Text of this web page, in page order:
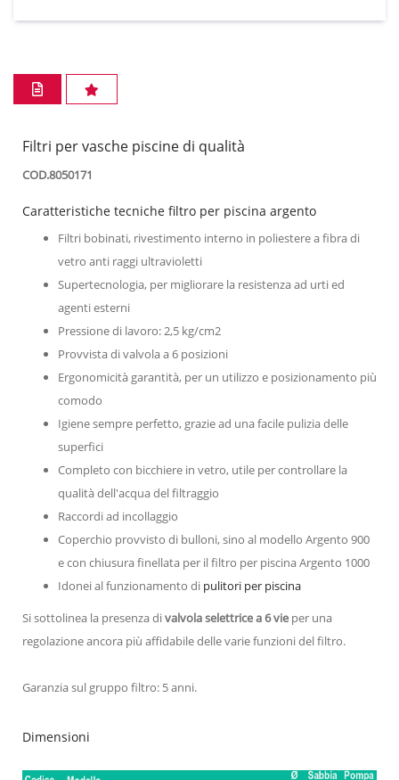
Filtri per vasche piscine di qualità
COD.8050171
Caratteristiche tecniche filtro per piscina argento
Filtri bobinati, rivestimento interno in poliestere a fibra di
vetro anti raggi ultravioletti
Supertecnologia, per migliorare la resistenza ad urti ed
agenti esterni
Pressione di lavoro: 2,5 kg/cm2
Provvista di valvola a 6 posizioni
Ergonomicità garantità, per un utilizzo e posizionamento più
comodo
Igiene sempre perfetto, grazie ad una facile pulizia delle
superfici
Completo con bicchiere in vetro, utile per controllare la
qualità dell'acqua del filtraggio
Raccordi ad incollaggio
Coperchio provvisto di bulloni, sino al modello Argento 900
e con chiusura finellata per il filtro per piscina Argento 1000
Idonei al funzionamento di pulitori per piscina
Si sottolinea la presenza divalvola selettrice a 6 vie per una
regolazione ancora più affidabile delle varie funzioni del filtro.
Garanzia sul gruppo filtro: 5 anni.
Dimensioni